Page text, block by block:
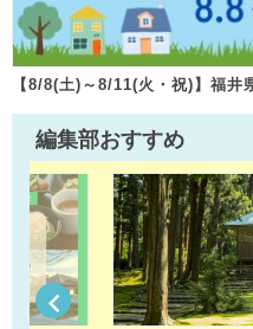
【8/8(土)～8/11(火・祝)】福井
編集部おすすめ